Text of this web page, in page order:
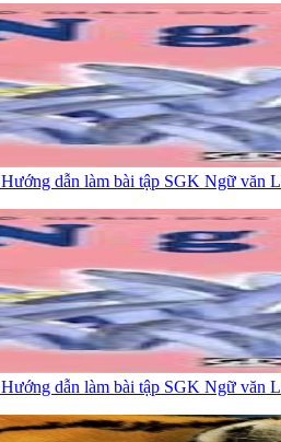
dẫn làm bài tập SGK Ngữ văn
dẫn làm bài tập SGK Ngữ văn